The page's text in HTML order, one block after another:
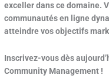
exceller dans ce domaine.
communautés en ligne
atteindre vos objectifs
Inscrivez-vous dès
Community Management !